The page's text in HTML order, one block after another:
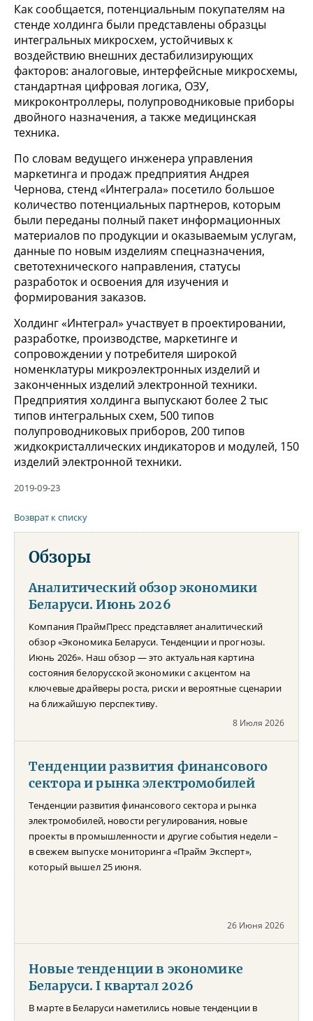
Как сообщается, потенциальным покупателям на
стенде холдинга были представлены образцы
интегральных микросхем, устойчивых к
воздействию внешних дестабилизирующих
факторов: аналоговые, интерфейсные микросхемы,
стандартная цифровая логика, ОЗУ,
микроконтроллеры, полупроводниковые приборы
двойного назначения, а также медицинская
техника.
По словам ведущего инженера управления
маркетинга и продаж предприятия Андрея
Чернова, стенд «Интеграла» посетило большое
количество потенциальных партнеров, которым
были переданы полный пакет информационных
материалов по продукции и оказываемым услугам,
данные по новым изделиям спецназначения,
светотехнического направления, статусы
разработок и освоения для изучения и
формирования заказов.
Холдинг «Интеграл» участвует в проектировании,
разработке, производстве, маркетинге и
сопровождении у потребителя широкой
номенклатуры микроэлектронных изделий и
законченных изделий электронной техники.
Предприятия холдинга выпускают более 2 тыс
типов интегральных схем, 500 типов
полупроводниковых приборов, 200 типов
жидкокристаллических индикаторов и модулей, 150
изделий электронной техники.
2019-09-23
Возврат к списку
Обзоры
Аналитический обзор экономики
Беларуси. Июнь 2026
Компания ПраймПресс представляет аналитический
обзор «Экономика Беларуси. Тенденции и прогнозы.
Июнь 2026». Наш обзор — это актуальная картина
состояния белорусской экономики с акцентом на
ключевые драйверы роста, риски и вероятные сценарии
на ближайшую перспективу.
8 Июля 2026
Тенденции развития финансового
сектора и рынка электромобилей
Тенденции развития финансового сектора и рынка
электромобилей, новости регулирования, новые
проекты в промышленности и другие события недели –
в свежем выпуске мониторинга «Прайм Эксперт»,
который вышел 25 июня.
26 Июня 2026
Новые тенденции в экономике
Беларуси. I квартал 2026
В марте в Беларуси наметились новые тенденции в